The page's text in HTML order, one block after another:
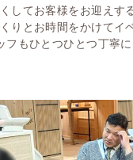
してお客様をお迎えす
りとお時間をかけてイ
フもひとつひとつ丁寧